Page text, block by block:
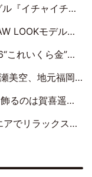
は『日向坂で会いましょう』にて発表
モデルに就任
今回もわちゃわちゃ全開
周年トップサポーター』に就任
になった私を見ていただけたら」
を感じていただけるとうれしい」